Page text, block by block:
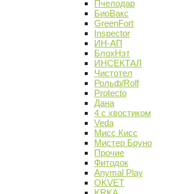
Пчелодар
БиоВакс
GreenFort
Inspector
ИН-АП
БлохНэт
ИНСЕКТАЛ
Чистотел
Рольф/Rolf
Protecto
Дана
4 с хвостиком
Veda
Мисс Кисс
Мистер Бруно
Прочие
Фитодок
Anymal Play
OKVET